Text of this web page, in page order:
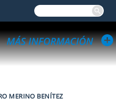
MERINO BENÍTEZ